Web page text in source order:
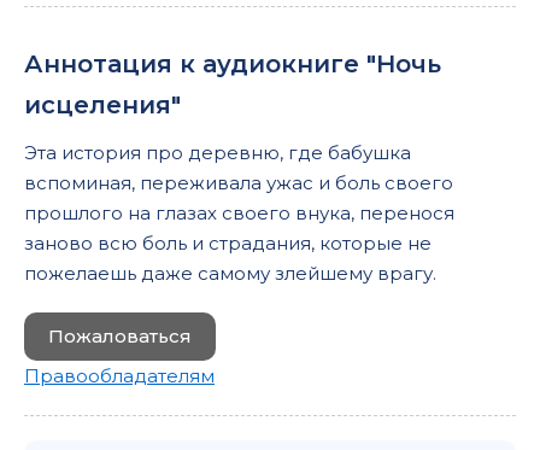
Аннотация к аудиокниге "Ночь
исцеления"
Эта история про деревню, где бабушка
вспоминая, переживала ужас и боль своего
прошлого на глазах своего внука, перенося
заново всю боль и страдания, которые не
пожелаешь даже самому злейшему врагу.
Пожаловаться
Правообладателям